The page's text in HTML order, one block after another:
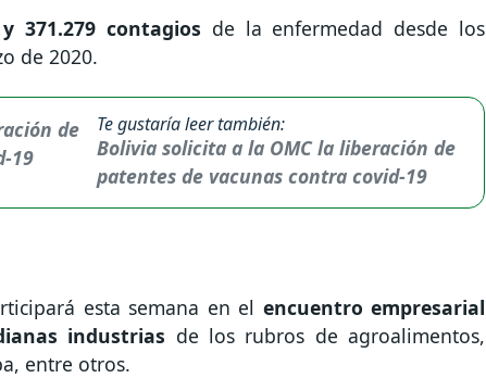
371.279 contagios de la enfermedad desde los
de 2020.
Te gustaría leer también:
Bolivia solicita a la OMC la liberación de
patentes de vacunas contra covid-19
esta semana en el encuentro empresarial
industrias de los rubros de agroalimentos,
entre otros.